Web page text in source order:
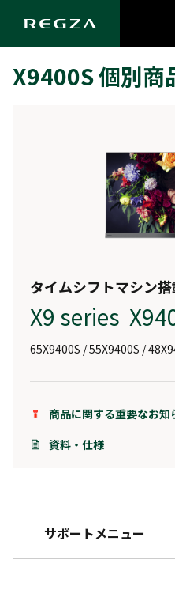
X9400S 個別商
タイムシフトマシン
X9 series
65X9400S / 55X9400S /
商品に関する重要なお知
資料・仕様
サポートメニュー